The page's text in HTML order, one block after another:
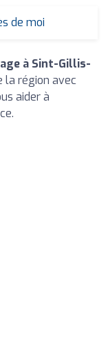
de moi
à Sint-Gillis-
la région avec
aider à